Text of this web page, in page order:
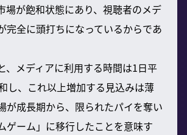
場が飽和状態にあり、視聴者のメデ
完全に頭打ちになっているからであ
、メディアに利用する時間は1日平
し、これ以上増加する見込みは薄
が成長期から、限られたパイを奪い
ゲーム」に移行したことを意味す